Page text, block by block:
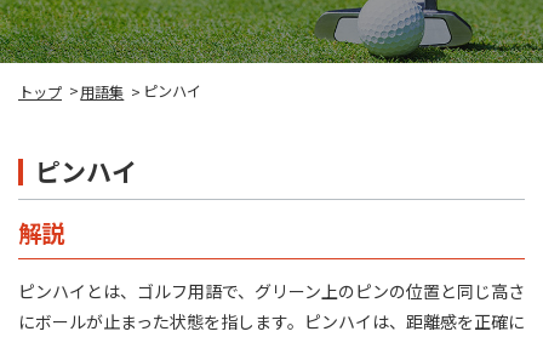
トップ 用語集 ピンハイ
ピンハイ
解説
ピンハイとは、ゴルフ用語で、グリーン上のピンの位置と同じ高さ
にボールが止まった状態を指します。ピンハイは、距離感を正確に